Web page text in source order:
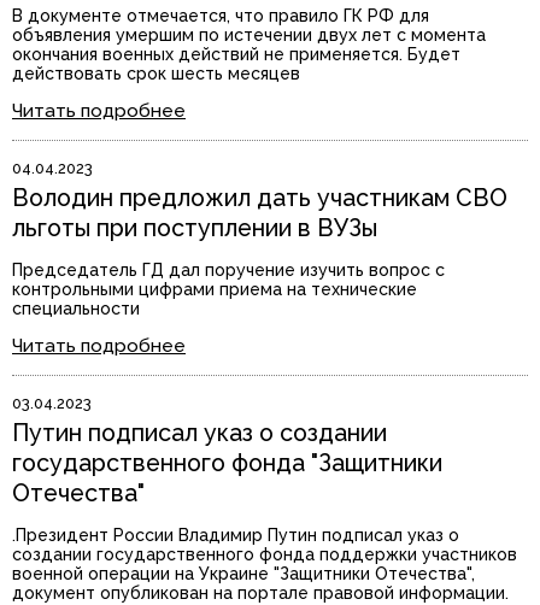
В документе отмечается, что правило ГК РФ для
объявления умершим по истечении двух лет с момента
окончания военных действий не применяется. Будет
действовать срок шесть месяцев
Читать подробнее
04.04.2023
Володин предложил дать участникам СВО
льготы при поступлении в ВУЗы
Председатель ГД дал поручение изучить вопрос с
контрольными цифрами приема на технические
специальности
Читать подробнее
03.04.2023
Путин подписал указ о создании
государственного фонда "Защитники
Отечества"
.Президент России Владимир Путин подписал указ о
создании государственного фонда поддержки участников
военной операции на Украине "Защитники Отечества",
документ опубликован на портале правовой информации.